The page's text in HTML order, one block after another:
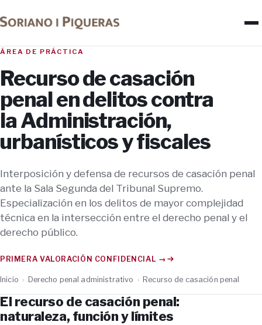
ÁREA DE PRÁCTICA
Recurso de casación
penal en delitos contra
la Administración,
urbanísticos y fiscales
Interposición y defensa de recursos de casación penal
ante la Sala Segunda del Tribunal Supremo.
Especialización en los delitos de mayor complejidad
técnica en la intersección entre el derecho penal y el
derecho público.
PRIMERA VALORACIÓN CONFIDENCIAL →
Inicio › Derecho penal administrativo › Recurso de casación penal
El recurso de casación penal:
naturaleza, función y límites